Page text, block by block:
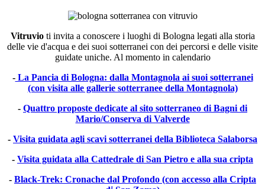
Vitruvioti invita a conoscere i luoghi di Bologna legati alla storia
delle vie d'acqua e dei suoi sotterranei con dei percorsi e delle visite
guidate uniche. Al momento in calendario
-La Pancia di Bologna: dalla Montagnola ai suoi sotterranei
(con visita alle gallerie sotterranee della Montagnola)
- Quattro proposte dedicate al sito sotterraneo di Bagni di
Mario/Conserva di Valverde
- Visita guidata agli scavi sotterranei della Biblioteca Salaborsa
- Visita guidata alla Cattedrale di San Pietro e alla sua cripta
- Black-Trek: Cronache dal Profondo (con accesso alla Cripta